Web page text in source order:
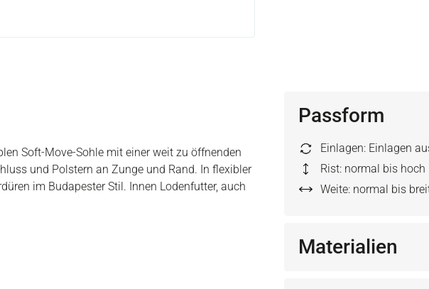
Soft-Move-Sohle mit einer weit zu öffnenden
und Polstern an Zunge und Rand. In flexibler
im Budapester Stil. Innen Lodenfutter, auch
Passform
Einlagen: Einlagen
Rist: normal bis hoch
Weite: normal bis
Materialien